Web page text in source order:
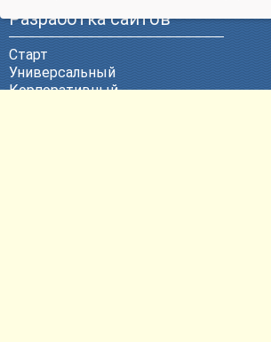
Разработка сайтов
Старт
Универсальный
Корпоративный